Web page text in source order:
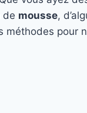
de mousse,
méthodes